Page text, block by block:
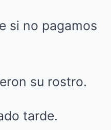
si no pagamos
su rostro.
tarde.